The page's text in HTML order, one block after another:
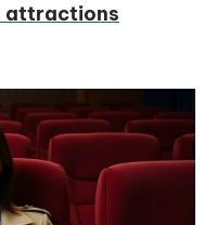
attractions